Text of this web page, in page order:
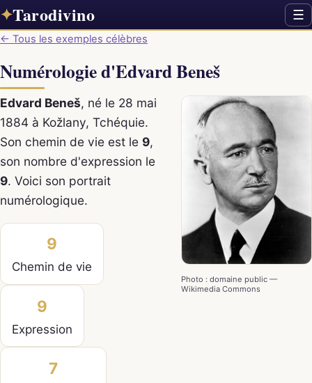
✦Tarodivino ☰
← Tous les exemples célèbres
Numérologie d'Edvard Beneš
Photo : domaine public —
Wikimedia Commons
Edvard Beneš, né le 28 mai
1884 à Kožlany, Tchéquie.
Son chemin de vie est le 9,
son nombre d'expression le
9. Voici son portrait
numérologique.
9
Chemin de vie
9
Expression
7